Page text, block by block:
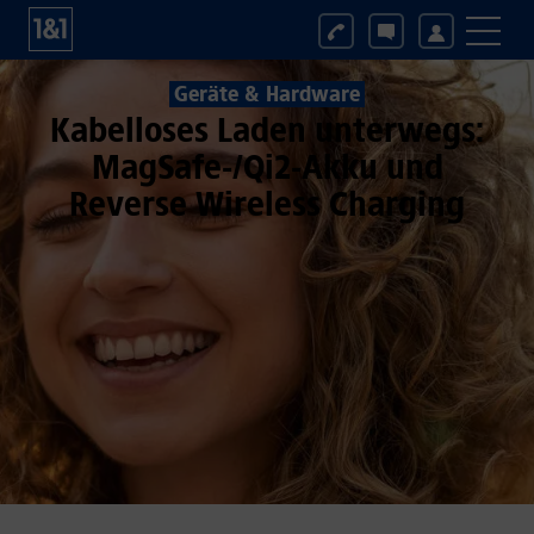
Geräte & Hardware
Kabelloses Laden unterwegs:
MagSafe-/Qi2-Akku und
Reverse Wireless Charging